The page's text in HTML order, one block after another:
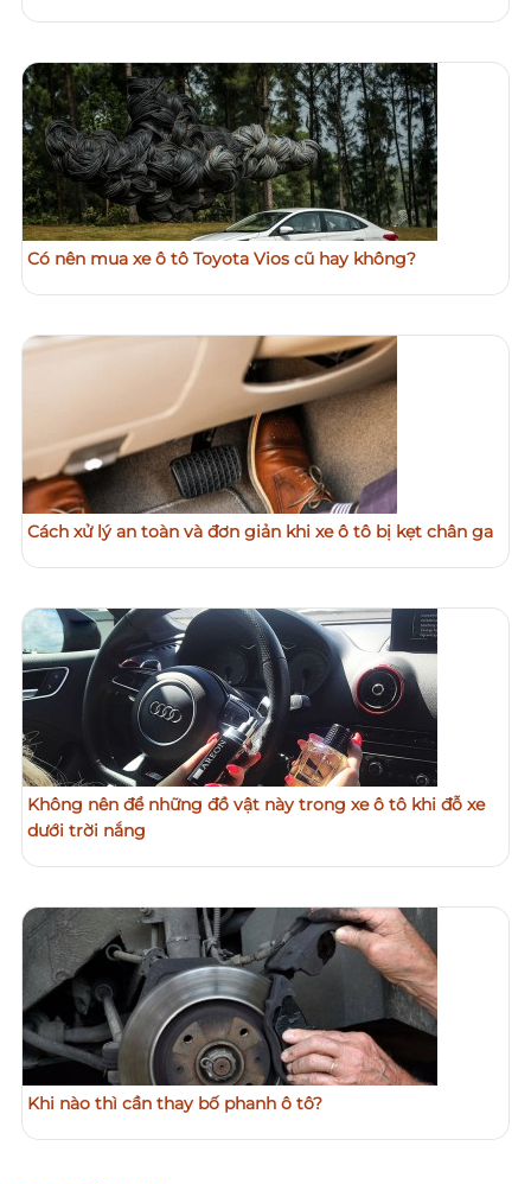
Có nên mua xe ô tô Toyota Vios cũ hay không?
Cách xử lý an toàn và đơn giản khi xe ô tô bị kẹt chân ga
Không nên để những đồ vật này trong xe ô tô khi đỗ xe
dưới trời nắng
Khi nào thì cần thay bố phanh ô tô?